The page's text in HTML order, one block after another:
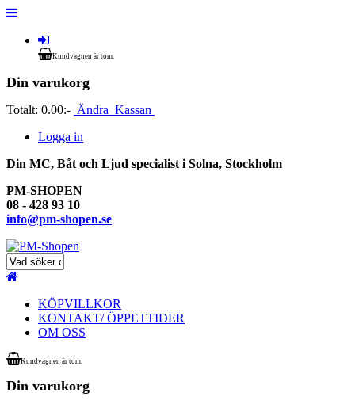
Kundvagnen är tom.
Din varukorg
Totalt: 0.00:- Ändra Kassan
Logga in
Din MC, Båt och Ljud specialist i Solna, Stockholm
PM-SHOPEN
08 - 428 93 10
info@pm-shopen.se
KÖPVILLKOR
KONTAKT/ ÖPPETTIDER
OM OSS
Kundvagnen är tom.
Din varukorg